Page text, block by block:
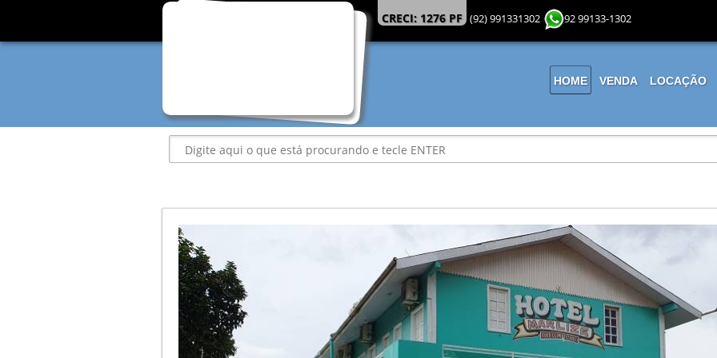
CRECI: 1276 PF (92) 991331302 92 99133-1302
HOME VENDA LOCAÇÃO